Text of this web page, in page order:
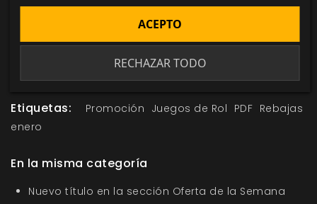
Etiquetas: Promoción Juegos de Rol PDF Rebajas
enero
En la misma categoría
Nuevo título en la sección Oferta de la Semana
RECHAZAR TODO
ACEPTO